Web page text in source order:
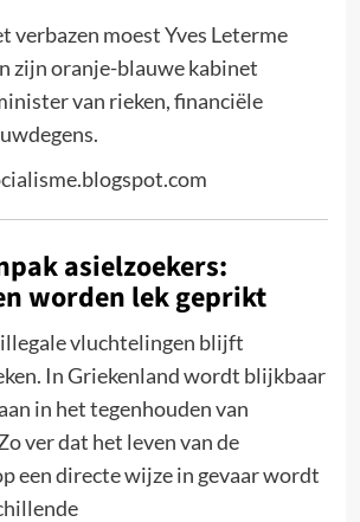
verbazen moest Yves Leterme
zijn oranje-blauwe kabinet
van rieken, financiële
asielzoekers:
worden lek geprikt
illegale vluchtelingen blijft
In Griekenland wordt blijkbaar
in het tegenhouden van
ver dat het leven van de
een directe wijze in gevaar wordt